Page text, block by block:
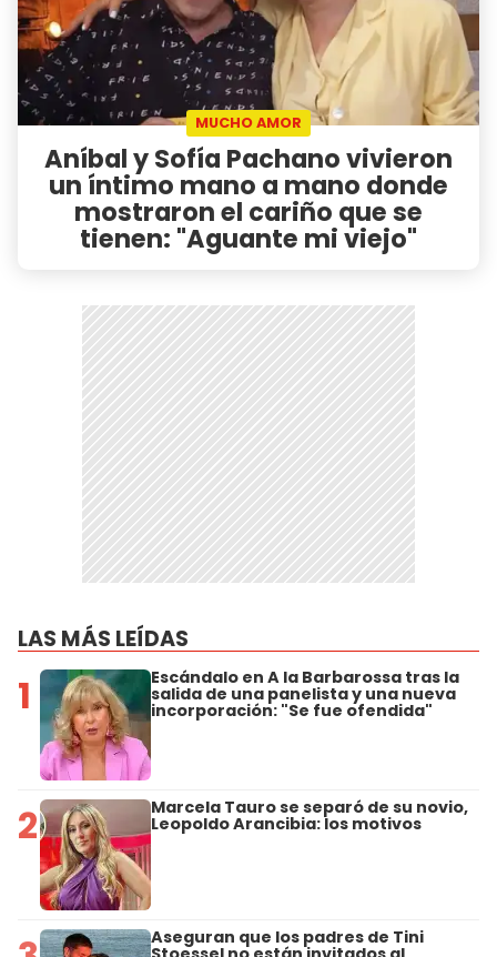
MUCHO AMOR
Aníbal y Sofía Pachano vivieron
un íntimo mano a mano donde
mostraron el cariño que se
tienen: "Aguante mi viejo"
LAS MÁS LEÍDAS
1 Escándalo en A la Barbarossa tras la
salida de una panelista y una nueva
incorporación: "Se fue ofendida"
2 Marcela Tauro se separó de su novio,
Leopoldo Arancibia: los motivos
Aseguran que los padres de Tini